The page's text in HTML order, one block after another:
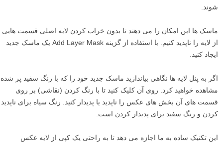
شوند.
ماسک ها این امکان را می دهند تا بدون خراب کردن لایه اصلی قسمت هایی
از لایه را ناپدید کنیم. با استفاده از گزینه Add Layer Mask یک ماسک جدید
ایجاد کنید.
اگر به پنل لایه ها نگاهی بیاندازید ماسک جدید خود را که با رنگ سفید پر شده
مشاهده خواهید کرد. روی آن کلیک کنید تا با رنگ کردن (نقاشی) بر روی
قسمت های آن بخش های عکس را ناپدید یا پدیدار کنید. رنگ سیاه برای ناپدید
کردن و رنگ سفید برای پدیدار کردن است.
این تکنیک ساده به ما اجازه می دهد تا به راحتی یک کپی از لایه عکس